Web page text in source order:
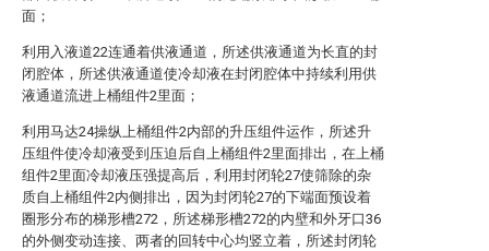
面；
利用入液道22连通着供液通道，所述供液通道为长直的封
闭腔体，所述供液通道使冷却液在封闭腔体中持续利用供
液通道流进上桶组件2里面；
利用马达24操纵上桶组件2内部的升压组件运作，所述升
压组件使冷却液受到压迫后自上桶组件2里面排出，在上桶
组件2里面冷却液压强提高后，利用封闭轮27使筛除的杂
质自上桶组件2内侧排出，因为封闭轮27的下端面预设着
圈形分布的梯形槽272，所述梯形槽272的内壁和外牙口36
的外侧变动连接、两者的回转中心均竖立着，所述封闭轮